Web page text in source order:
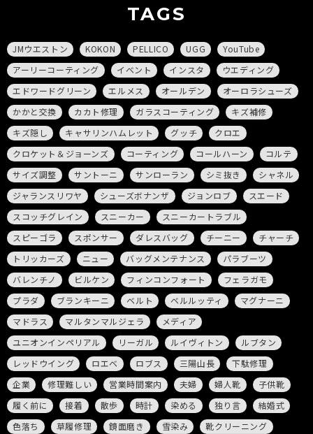
TAGS
JMウエストン KOKON PELLICO UGG
YouTube
アーリーコーティング
イベント インスタ
ウエディング
エドワードグリーン
エルメス オールデン
オーロラシューズ
かかと交換
カカト修理 ガラスコーティング
キズ補修
キズ隠し
キャサリンハムレット グッチ
クロエ
クロケット＆ジョーンズ
コーティング コールハーン
コルテ
サイズ調整
サントーニ サンローラン シミ抜き
シャネル
ジャランスリワヤ
シューズボナンザ ジョンロブ
スエード
スコッチグレイン
スニーカー
スニーカートラブル
スピーゴラ
スポンサー ダレスバッグ チーニー
チャーチ
トリッカーズ
ニュー バッグメンテナンス
パラブーツ
バレンチノ
ビルケン フィンコンフォート
フェラガモ
プラダ
ブランキーニ ベルト ベルルッティ
マグナーニ
マドラス
マルタンマルジェラ
メディア
ユニオンインペリアル
リーガル ルイヴィトン
ルブタン
レッドウイング
ロエベ ロブス 三陽山長
下駄修理
企業
修理難しい 営業時間案内 夫婦 婦人靴
子供靴
履く前に
接着 散歩 時計 染める 独り言
結婚式
色落ち
草履修理 鏡面磨き 雪染み
靴クリーニング